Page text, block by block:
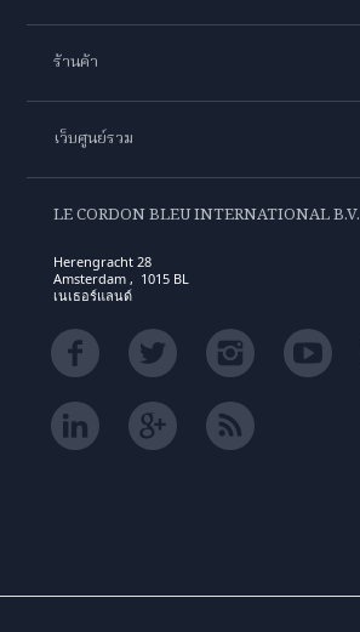
ร้านค้า
เว็บศูนย์รวม
LE CORDON BLEU INTERNATIONAL B.V.
Herengracht 28
Amsterdam , 1015 BL
เนเธอร์แลนด์